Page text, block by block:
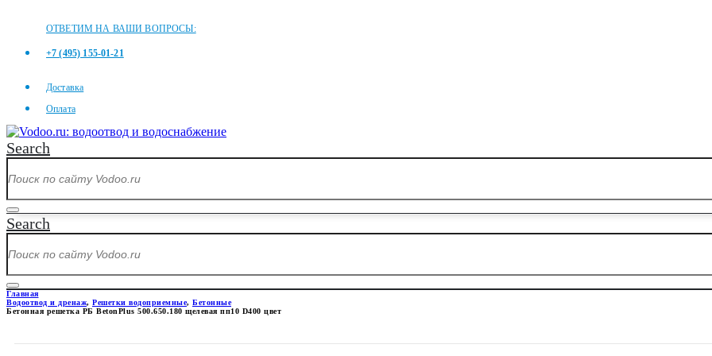
ОТВЕТИМ НА ВАШИ ВОПРОСЫ:
+7 (495) 155-01-21
Доставка
Оплата
Search
Search
Главная
Водоотвод и дренаж, Решетки водоприемные, Бетонные
Бетонная решетка РБ BetonPlus 500.650.180 щелевая пп10 D400 цвет